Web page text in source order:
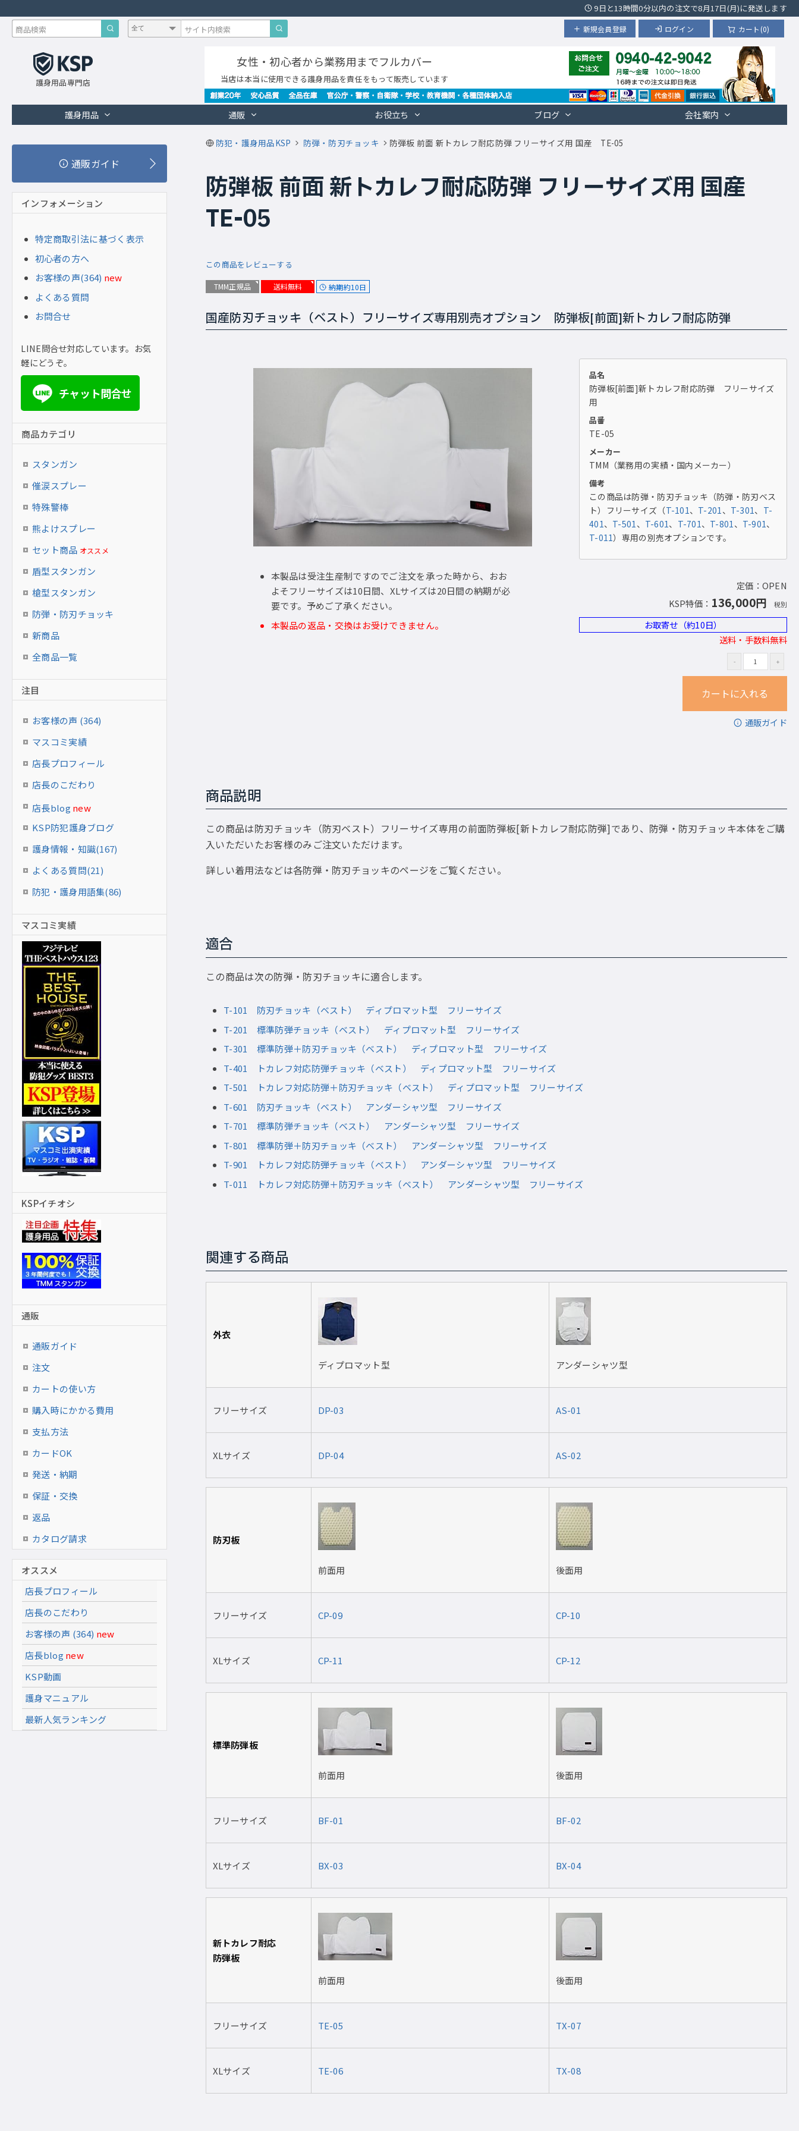
9日と13時間0分以内の注文で8月17日(月)に発送します
カート(0)
ログイン
新規会員登録
護身用品専門店
女性・初心者から業務用までフルカバー
当店は本当に使用できる護身用品を責任をもって販売しています
護身用品 通販 お役立ち ブログ 会社案内
防犯・護身用品KSP 防弾・防刃チョッキ 防弾板 前面 新トカレフ耐応防弾 フリーサイズ用 国産 TE-05
防弾板 前面 新トカレフ耐応防弾 フリーサイズ用 国産
TE-05
この商品をレビューする
TMM正規品 送料無料 納期約10日
国産防刃チョッキ（ベスト）フリーサイズ専用別売オプション 防弾板[前面]新トカレフ耐応防弾
本製品は受注生産制ですのでご注文を承った時から、おお
よそフリーサイズは10日間、XLサイズは20日間の納期が必
要です。予めご了承ください。
本製品の返品・交換はお受けできません。
品名
防弾板[前面]新トカレフ耐応防弾 フリーサイズ
用
品番
TE-05
メーカー
TMM（業務用の実績・国内メーカー）
備考
この商品は防弾・防刃チョッキ（防弾・防刃ベス
ト）フリーサイズ（T-101、 T-201、 T-301、 T-
401、 T-501、 T-601、 T-701、 T-801、 T-901、
T-011）専用の別売オプションです。
定価：OPEN
KSP特価： 136,000円 税別
お取寄せ（約10日）
送料・手数料無料
通販ガイド
商品説明
この商品は防刃チョッキ（防刃ベスト）フリーサイズ専用の前面防弾板[新トカレフ耐応防弾]であり、防弾・防刃チョッキ本体をご購
入いただいたお客様のみご注文いただけます。
詳しい着用法などは各防弾・防刃チョッキのページをご覧ください。
適合
この商品は次の防弾・防刃チョッキに適合します。
T-101 防刃チョッキ（ベスト） ディプロマット型 フリーサイズ
T-201 標準防弾チョッキ（ベスト） ディプロマット型 フリーサイズ
T-301 標準防弾＋防刃チョッキ（ベスト） ディプロマット型 フリーサイズ
T-401 トカレフ対応防弾チョッキ（ベスト） ディプロマット型 フリーサイズ
T-501 トカレフ対応防弾＋防刃チョッキ（ベスト） ディプロマット型 フリーサイズ
T-601 防刃チョッキ（ベスト） アンダーシャツ型 フリーサイズ
T-701 標準防弾チョッキ（ベスト） アンダーシャツ型 フリーサイズ
T-801 標準防弾＋防刃チョッキ（ベスト） アンダーシャツ型 フリーサイズ
T-901 トカレフ対応防弾チョッキ（ベスト） アンダーシャツ型 フリーサイズ
T-011 トカレフ対応防弾＋防刃チョッキ（ベスト） アンダーシャツ型 フリーサイズ
関連する商品
外衣
ディプロマット型 アンダーシャツ型
フリーサイズ DP-03 AS-01
XLサイズ DP-04 AS-02
防刃板
前面用 後面用
フリーサイズ CP-09 CP-10
XLサイズ CP-11 CP-12
標準防弾板
前面用 後面用
フリーサイズ BF-01 BF-02
XLサイズ BX-03 BX-04
新トカレフ耐応
防弾板
前面用
後面用
フリーサイズ TE-05 TX-07
XLサイズ TE-06 TX-08
通販ガイド
インフォメーション
特定商取引法に基づく表示
初心者の方へ
お客様の声(364) new
よくある質問
お問合せ
LINE問合せ対応しています。お気
軽にどうぞ。
LINE チャット問合せ
商品カテゴリ
スタンガン
催涙スプレー
特殊警棒
熊よけスプレー
セット商品 オススメ
盾型スタンガン
槍型スタンガン
防弾・防刃チョッキ
新商品
全商品一覧
注目
お客様の声 (364)
マスコミ実績
店長プロフィール
店長のこだわり
店長blog new
KSP防犯護身ブログ
護身情報・知識(167)
よくある質問(21)
防犯・護身用語集(86)
マスコミ実績
KSPイチオシ
通販
通販ガイド
注文
カートの使い方
購入時にかかる費用
支払方法
カードOK
発送・納期
保証・交換
返品
カタログ請求
オススメ
店長プロフィール
店長のこだわり
お客様の声 (364) new
店長blog new
KSP動画
護身マニュアル
最新人気ランキング